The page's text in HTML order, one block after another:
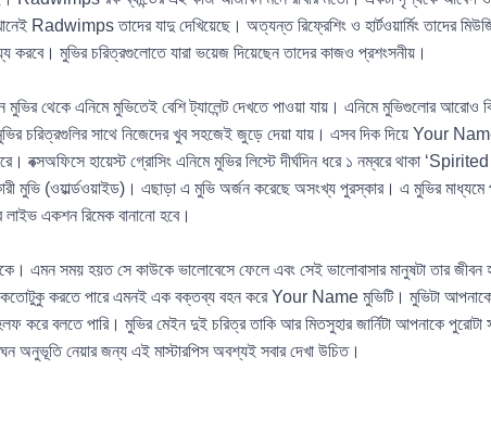
Radwimps তাদের যাদু দেখিয়েছে। অত্যন্ত রিফ্রেশিং ও হার্টওয়ার্মিং তাদের
করবে। মুভির চরিত্রগুলোতে যারা ভয়েজ দিয়েছেন তাদের কাজও প্রশংসনীয়।
থেকে এনিমে মুভিতেই বেশি ট্যালেন্ট দেখতে পাওয়া যায়। এনিমে মুভিগুলোর আরোও
মুভির চরিত্রগুলির সাথে নিজেদের খুব সহজেই জুড়ে দেয়া যায়। এসব দিক দিয়ে Your
হায়েস্ট গ্রোসিং এনিমে মুভির লিস্টে দীর্ঘদিন ধরে ১ নম্বরে থাকা
মুভি (ওয়ার্ল্ডওয়াইড)। এছাড়া এ মুভি অর্জন করেছে অসংখ্য পুরস্কার। এ মুভির মাধ্যমে
লাইভ একশন রিমেক বানানো হবে।
সময় হয়ত সে কাউকে ভালোবেসে ফেলে এবং সেই ভালোবাসার মানুষটা তার জীবন
করতে পারে এমনই এক বক্তব্য বহন করে Your Name মুভিটি। মুভিটা আপনাকে
করে বলতে পারি। মুভির মেইন দুই চরিত্র তাকি আর মিতসুহার জার্নিটা আপনাকে পুরোটা
অনুভূতি নেয়ার জন্য এই মাস্টারপিস অবশ্যই সবার দেখা উচিত।